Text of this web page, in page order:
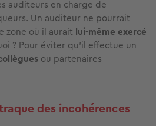
auditeurs en charge de
Un auditeur ne pourrait
zone où il aurait lui-même exercé
? Pour éviter qu'il effectue un
ou partenaires
des incohérences